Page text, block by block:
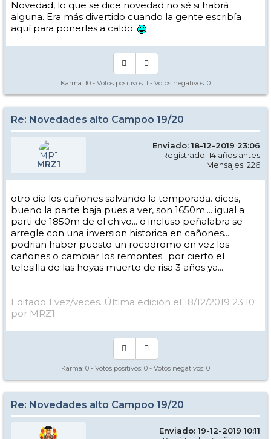
Novedad, lo que se dice novedad no sé si habrá
alguna. Era más divertido cuando la gente escribía
aquí para ponerles a caldo
Karma: 10 - Votos positivos: 1 - Votos negativos: 0
Re: Novedades alto Campoo 19/20
MRZ1
Enviado: 18-12-2019 23:06
Registrado: 14 años antes
Mensajes: 226
otro dia los cañones salvando la temporada. dices,
bueno la parte baja pues a ver, son 1650m.... igual a
parti de 1850m de el chivo... o incluso peñalabra se
arregle con una inversion historica en cañones...
podrian haber puesto un rocodromo en vez los
cañones o cambiar los remontes.. por cierto el
telesilla de las hoyas muerto de risa 3 años ya...
Editado 1 vez/veces. Última edición el 18/12/2019 23:10
por MRZ1.
Karma: 0 - Votos positivos: 0 - Votos negativos: 0
Re: Novedades alto Campoo 19/20
Enviado: 19-12-2019 10:11